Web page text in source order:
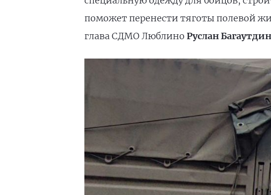
поможет перенести тяготы полевой
глава СДМО Люблино Руслан